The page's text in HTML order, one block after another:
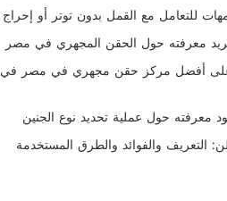
للتعامل مع القمل بدون توتر أو إحراج
معرفته حول الحقن المجهري في مصر
أفضل مركز حقن مجهري في مصر في
معرفته حول عملية تحديد نوع الجنين
التعريف والفوائد والطرق المستخدمة